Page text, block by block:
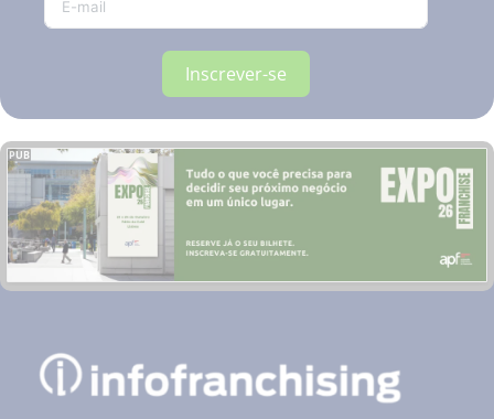
Inscrever-se
PUB